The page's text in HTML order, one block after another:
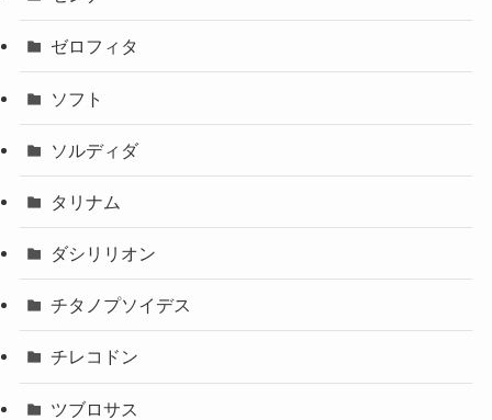
ゼロフィタ
ソフト
ソルディダ
タリナム
ダシリリオン
チタノプソイデス
チレコドン
ツブロサス